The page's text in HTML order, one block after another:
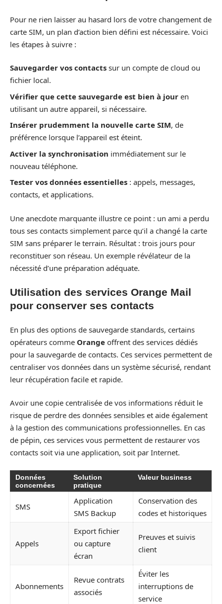
Pour ne rien laisser au hasard lors de votre changement de
carte SIM, un plan d’action bien défini est nécessaire. Voici
les étapes à suivre :
Sauvegarder vos contacts sur un compte de cloud ou
fichier local.
Vérifier que cette sauvegarde est bien à jour en
utilisant un autre appareil, si nécessaire.
Insérer prudemment la nouvelle carte SIM, de
préférence lorsque l’appareil est éteint.
Activer la synchronisation immédiatement sur le
nouveau téléphone.
Tester vos données essentielles : appels, messages,
contacts, et applications.
Une anecdote marquante illustre ce point : un ami a perdu
tous ses contacts simplement parce qu’il a changé la carte
SIM sans préparer le terrain. Résultat : trois jours pour
reconstituer son réseau. Un exemple révélateur de la
nécessité d’une préparation adéquate.
Utilisation des services Orange Mail
pour conserver ses contacts
En plus des options de sauvegarde standards, certains
opérateurs comme Orange offrent des services dédiés
pour la sauvegarde de contacts. Ces services permettent de
centraliser vos données dans un système sécurisé, rendant
leur récupération facile et rapide.
Avoir une copie centralisée de vos informations réduit le
risque de perdre des données sensibles et aide également
à la gestion des communications professionnelles. En cas
de pépin, ces services vous permettent de restaurer vos
contacts soit via une application, soit par Internet.
Données
concernées
Solution
pratique
Valeur business
SMS
Application
SMS Backup
Conservation des
codes et historiques
Appels
Export fichier
ou capture
écran
Preuves et suivis
client
Abonnements
Revue contrats
associés
Éviter les
interruptions de
service